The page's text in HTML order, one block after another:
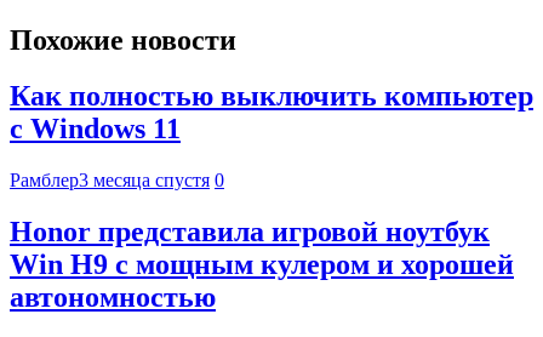
Похожие новости
Как полностью выключить компьютер
с Windows 11
Рамблер3 месяца спустя 0
Honor представила игровой ноутбук
Win H9 с мощным кулером и хорошей
автономностью